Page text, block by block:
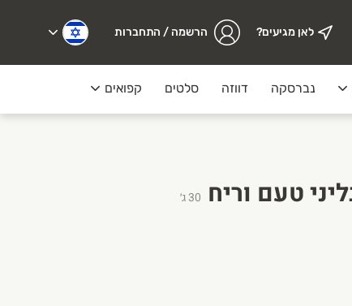
לאן מגיעים? הרשמה / התחברות
נברסקה דווזה סלטים קפואים
30ג׳